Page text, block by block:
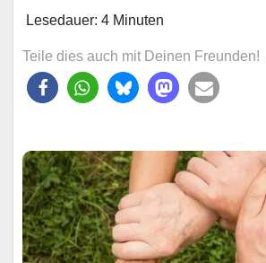
Lesedauer: 4 Minuten
Teile dies auch mit Deinen Freunden!